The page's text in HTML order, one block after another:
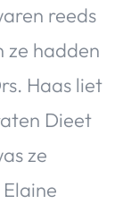
reeds
ze hadden
Haas liet
Dieet
ze